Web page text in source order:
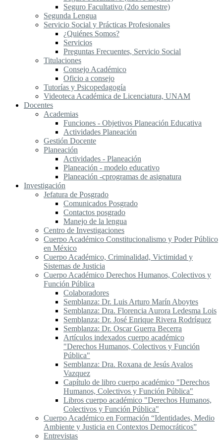
Seguro Facultativo (2do semestre)
Segunda Lengua
S​ervicio Social y Prácticas Profesionales
¿Quiénes Somos?
Servicios
Preguntas Frecuentes, Servicio Social
Titulaciones
Consejo Académico
Oficio a consejo
Tutorías y Psicopedagogía
Videoteca Académica de Licenciatura, UNAM
Docentes
Academias
Funciones - Objetivos Planeación Educativa
Actividades Planeación
Gestión Docente
Planeación
Actividades - Planeación
Planeación - modelo educativo
Planeación -cprogramas de asignatura
Investigación
Jefatura de Posgrado
Comunicados Posgrado
Contactos posgrado
Manejo de la lengua
Centro de Investigaciones
Cuerpo Académico Constitucionalismo y Poder Público
en México
Cuerpo Académico, Criminalidad, Victimidad y
Sistemas de Justicia
Cuerpo Académico Derechos Humanos, Colectivos y
Función Pública
Colaboradores
Semblanza: Dr. Luis Arturo Marín Aboytes
Semblanza: Dra. Florencia Aurora Ledesma Lois
Semblanza: Dr. José Enrique Rivera Rodríguez
Semblanza: Dr. Oscar Guerra Becerra
Artículos indexados cuerpo académico
"Derechos Humanos, Colectivos y Función
Pública"
Semblanza: Dra. Roxana de Jesús Avalos
Vazquez
Capítulo de libro cuerpo académico "Derechos
Humanos, Colectivos y Función Pública"
Libros cuerpo académico "Derechos Humanos,
Colectivos y Función Pública"
Cuerpo Académico en Formación “Identidades, Medio
Ambiente y Justicia en Contextos Democráticos”
Entrevistas